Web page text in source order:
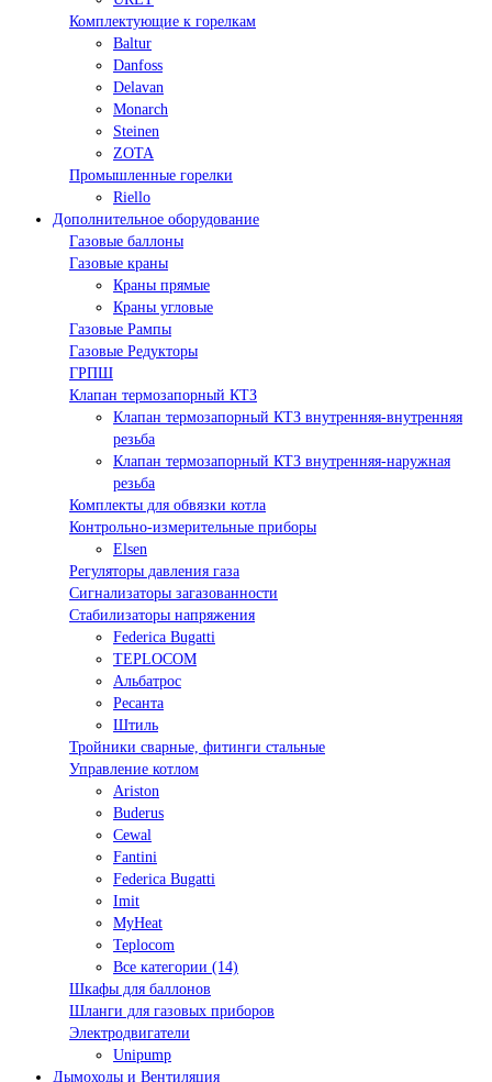
Комплектующие к горелкам
Baltur
Danfoss
Delavan
Monarch
Steinen
ZOTA
Промышленные горелки
Riello
Дополнительное оборудование
Газовые баллоны
Газовые краны
Краны прямые
Краны угловые
Газовые Рампы
Газовые Редукторы
ГРПШ
Клапан термозапорный КТЗ
Клапан термозапорный КТЗ внутренняя-внутренняя
резьба
Клапан термозапорный КТЗ внутренняя-наружная
резьба
Комплекты для обвязки котла
Контрольно-измерительные приборы
Elsen
Регуляторы давления газа
Сигнализаторы загазованности
Стабилизаторы напряжения
Federica Bugatti
TEPLOCOM
Альбатрос
Ресанта
Штиль
Тройники сварные, фитинги стальные
Управление котлом
Ariston
Buderus
Cewal
Fantini
Federica Bugatti
Imit
MyHeat
Teplocom
Все категории (14)
Шкафы для баллонов
Шланги для газовых приборов
Электродвигатели
Unipump
Дымоходы и Вентиляция